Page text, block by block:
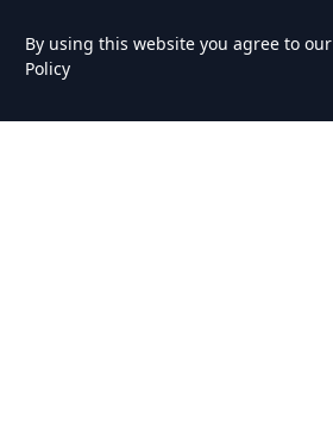
By using this website you agree to our
Policy